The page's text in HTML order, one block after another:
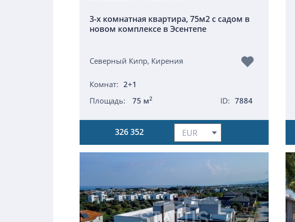
3-х комнатная квартира, 75м2 с садом в
новом комплексе в Эсентепе
Северный Кипр, Кирения
Комнат: 2+1
Площадь:
75 м2 ID: 7884
326 352